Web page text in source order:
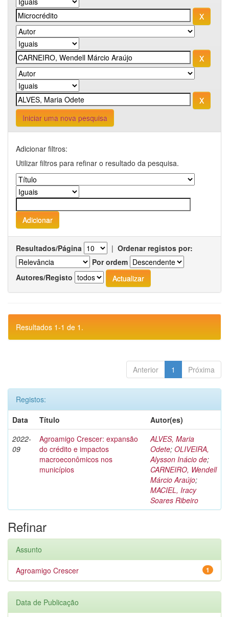
Iniciar uma nova pesquisa
Adicionar filtros:
Utilizar filtros para refinar o resultado da pesquisa.
Resultados/Página | Ordenar registos por:
Por ordem
Autores/Registo
Resultados 1-1 de 1.
Anterior 1 Próxima
Registos:
Data
Título
Autor(es)
2022-
09
Agroamigo Crescer: expansão
do crédito e impactos
macroeconômicos nos
municípios
ALVES, Maria
Odete; OLIVEIRA,
Alysson Inácio de;
CARNEIRO, Wendell
Márcio Araújo;
MACIEL, Iracy
Soares Ribeiro
Refinar
Assunto
1
Agroamigo Crescer
Data de Publicação